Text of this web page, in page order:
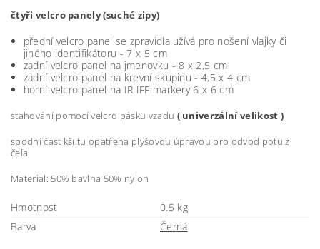
čtyři velcro panely (suché zipy)
přední velcro panel se zpravidla užívá pro nošení vlajky či
jiného identifikátoru - 7 x 5 cm
zadní velcro panel na jmenovku - 8 x 2,5 cm
zadní velcro panel na krevní skupinu - 4,5 x 4 cm
horní velcro panel na IR IFF markery 6 x 6 cm
stahování pomocí velcro pásku vzadu ( univerzální velikost )
spodní část kšiltu opatřena plyšovou úpravou pro odvod potu z
čela
Material: 50% bavlna 50% nylon
Hmotnost
0.5 kg
Barva
Černá